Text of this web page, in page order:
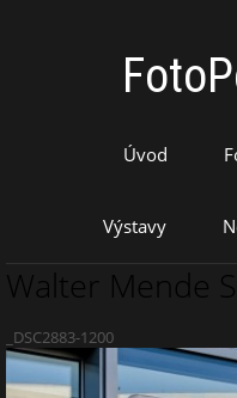
Úvod
Výstavy
Walter Mende
_DSC2883-1200